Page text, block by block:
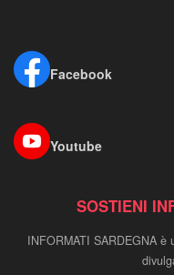
Facebook
Youtube
SOSTIENI
INFORMATI SARDEGNA